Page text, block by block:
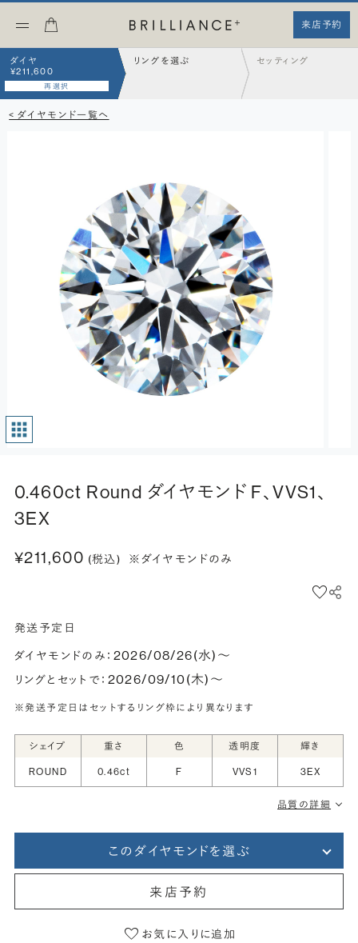
来店予約
ダイヤ
¥211,600
再選択
リングを選ぶ セッティング
< ダイヤモンド一覧へ
0.460ct Round ダイヤモンド F、VVS1、
3EX
¥211,600 (税込) ※ダイヤモンドのみ
発送予定日
ダイヤモンドのみ： 2026/08/26(水)〜
リングとセットで： 2026/09/10(木)〜
※発送予定日はセットするリング枠により異なります
シェイプ 重さ 色 透明度 輝き
ROUND 0.46ct F VVS1 3EX
品質の詳細
このダイヤモンドを選ぶ
来店予約
お気に入りに追加